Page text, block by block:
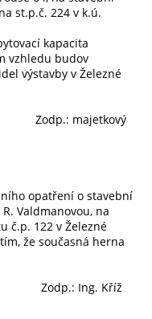
st.p.č. 224 v k.ú.
kapacita
vzhledu budov
výstavby v Železné
Zodp.: majetkový
opatření o stavební
Valdmanovou, na
č.p. 122 v Železné
že současná herna
Zodp.: Ing. Kříž